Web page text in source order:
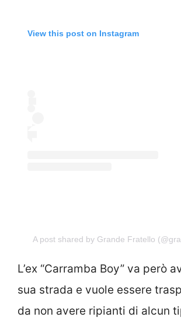
View this post on Instagram
A post shared by Grande Fratello
L’ex “Carramba Boy” va però
sua strada e vuole essere
da non avere ripianti di alcun